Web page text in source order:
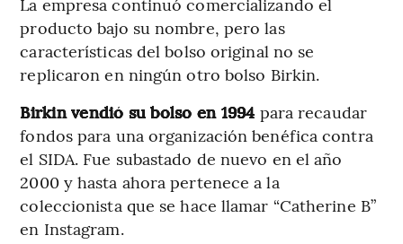
producto bajo su nombre, pero las
características del bolso original no se
replicaron en ningún otro bolso Birkin.
Birkin vendió su bolso en 1994 para recaudar
fondos para una organización benéfica contra
el SIDA. Fue subastado de nuevo en el año
2000 y hasta ahora pertenece a la
coleccionista que se hace llamar “Catherine B”
en Instagram.